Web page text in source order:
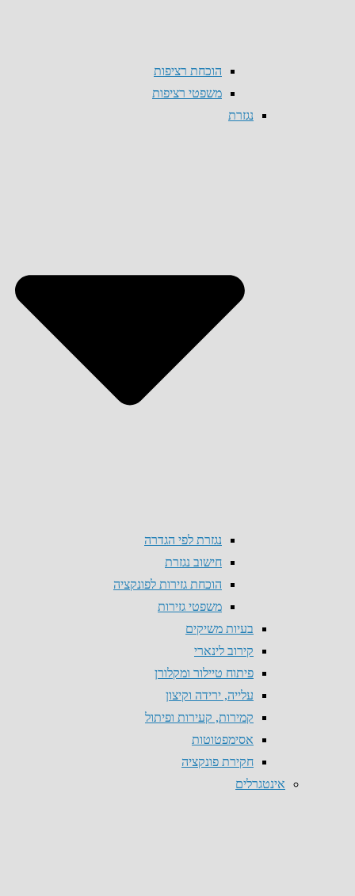
הוכחת רציפות
משפטי רציפות
נגזרת
נגזרת לפי הגדרה
חישוב נגזרת
הוכחת גזירות לפונקציה
משפטי גזירות
בעיות משיקים
קירוב לינארי
פיתוח טיילור ומקלורן
עלייה, ירידה וקיצון
קמירות, קעירות ופיתול
אסימפטוטות
חקירת פונקציה
אינטגרלים